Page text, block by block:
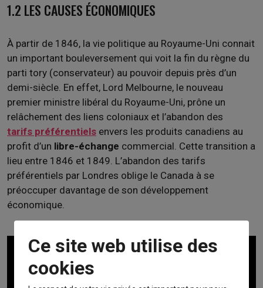
1.2 LES CAUSES ÉCONOMIQUES
À partir de 1846, la vie politique au Royaume-Uni connait
un important bouleversement qui voit la fin du règne du
parti tory (conservateur) au pouvoir depuis près d’un
demi-siècle. En effet, Lord Melbourne, le nouveau
premier ministre libéral du Royaume-Uni, prône un
relâchement des liens coloniaux et l’abandon des
tarifs préférentiels envers les produits canadiens au
profit d’un libre-échange commercial. Cette transition a
lieu entre 1846 et 1849. L’abandon des tarifs
préférentiels par Londres oblige le Canada à se
préoccuper davantage de son développement
économique.
Ce site web utilise des
cookies